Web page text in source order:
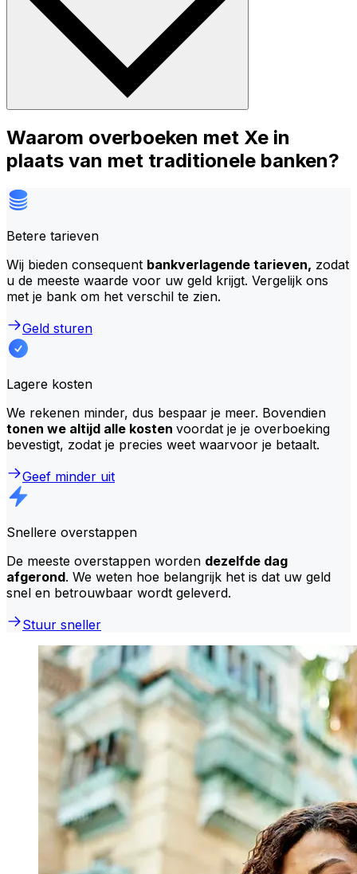
Waarom overboeken met Xe in
plaats van met traditionele banken?
Betere tarieven
Wij bieden consequent bankverlagende tarieven, zodat
u de meeste waarde voor uw geld krijgt. Vergelijk ons
met je bank om het verschil te zien.
Geld sturen
Lagere kosten
We rekenen minder, dus bespaar je meer. Bovendien
tonen we altijd alle kosten voordat je je overboeking
bevestigt, zodat je precies weet waarvoor je betaalt.
Geef minder uit
Snellere overstappen
De meeste overstappen worden dezelfde dag
afgerond. We weten hoe belangrijk het is dat uw geld
snel en betrouwbaar wordt geleverd.
Stuur sneller